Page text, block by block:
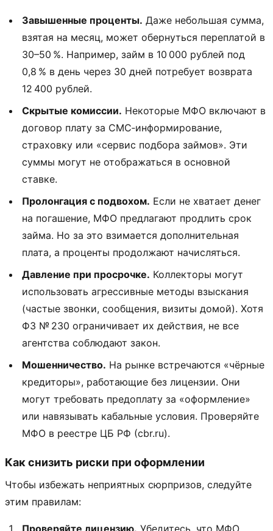
Завышенные проценты. Даже небольшая сумма,
взятая на месяц, может обернуться переплатой в
30–50 %. Например, займ в 10 000 рублей под
0,8 % в день через 30 дней потребует возврата
12 400 рублей.
Скрытые комиссии. Некоторые МФО включают в
договор плату за СМС‑информирование,
страховку или «сервис подбора займов». Эти
суммы могут не отображаться в основной
ставке.
Пролонгация с подвохом. Если не хватает денег
на погашение, МФО предлагают продлить срок
займа. Но за это взимается дополнительная
плата, а проценты продолжают начисляться.
Давление при просрочке. Коллекторы могут
использовать агрессивные методы взыскания
(частые звонки, сообщения, визиты домой). Хотя
ФЗ № 230 ограничивает их действия, не все
агентства соблюдают закон.
Мошенничество. На рынке встречаются «чёрные
кредиторы», работающие без лицензии. Они
могут требовать предоплату за «оформление»
или навязывать кабальные условия. Проверяйте
МФО в реестре ЦБ РФ (cbr.ru).
Как снизить риски при оформлении
Чтобы избежать неприятных сюрпризов, следуйте
этим правилам:
Проверяйте лицензию. Убедитесь, что МФО